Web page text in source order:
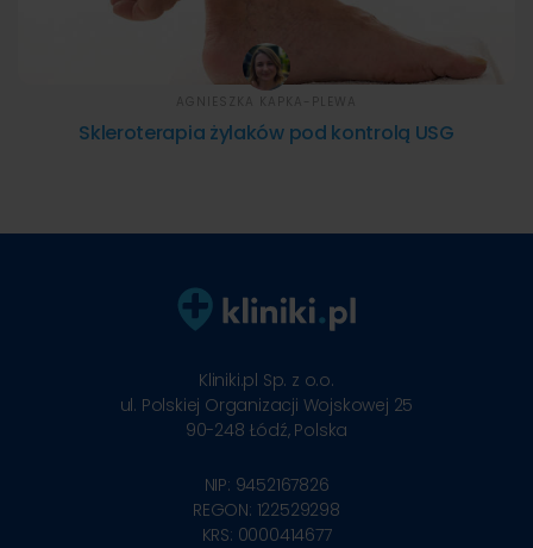
Skleroterapia żylaków pod kontrolą USG
Kliniki.pl Sp. z o.o.
ul. Polskiej Organizacji Wojskowej 25
90-248 Łódź, Polska
NIP: 9452167826
REGON: 122529298
KRS: 0000414677